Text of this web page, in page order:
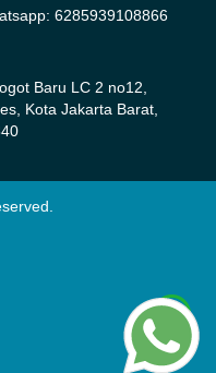
6285939108866
Baru LC 2 no12,
Kota Jakarta Barat,